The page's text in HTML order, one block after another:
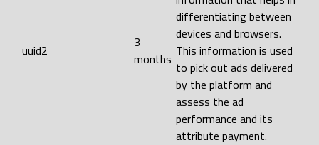
uuid2
3
months
differentiating between
devices and browsers.
This information is used
to pick out ads delivered
by the platform and
assess the ad
performance and its
attribute payment.